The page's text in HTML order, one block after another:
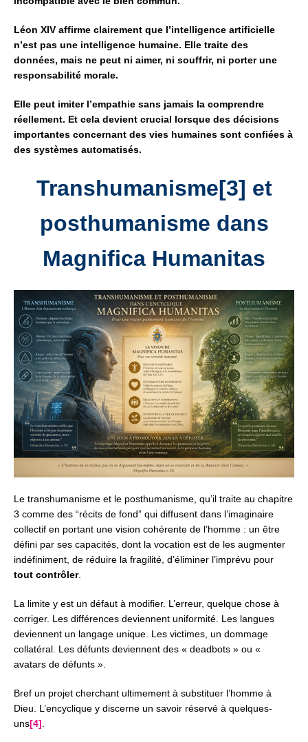
Léon XIV affirme clairement que l’intelligence artificielle
n’est pas une intelligence humaine. Elle traite des
données, mais ne peut ni aimer, ni souffrir, ni porter une
responsabilité morale.
Elle peut imiter l’empathie sans jamais la comprendre
réellement. Et cela devient crucial lorsque des décisions
importantes concernant des vies humaines sont confiées à
des systèmes automatisés.
Transhumanisme[3] et
posthumanisme dans
Magnifica Humanitas
Le transhumanisme et le posthumanisme, qu’il traite au chapitre
3 comme des “récits de fond” qui diffusent dans l’imaginaire
collectif en portant une vision cohérente de l’homme : un être
défini par ses capacités, dont la vocation est de les augmenter
indéfiniment, de réduire la fragilité, d’éliminer l’imprévu pour
tout contrôler.
La limite y est un défaut à modifier. L’erreur, quelque chose à
corriger. Les différences deviennent uniformité. Les langues
deviennent un langage unique. Les victimes, un dommage
collatéral. Les défunts deviennent des « deadbots » ou «
avatars de défunts ».
Bref un projet cherchant ultimement à substituer l’homme à
Dieu. L’encyclique y discerne un savoir réservé à quelques-
uns[4]